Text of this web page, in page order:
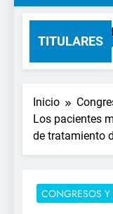
TITULARES
El impacto
2 Días Atrás
Inicio
Los pacientes
de tratamiento
CONGRESOS Y